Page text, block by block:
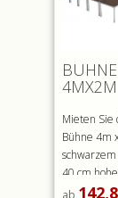
BÜHNE
4MX2M
Mieten Sie
Bühne 4m
40 cm
grauem
ab